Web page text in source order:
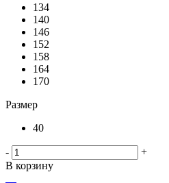
134
140
146
152
158
164
170
Размер
40
-
+
В корзину